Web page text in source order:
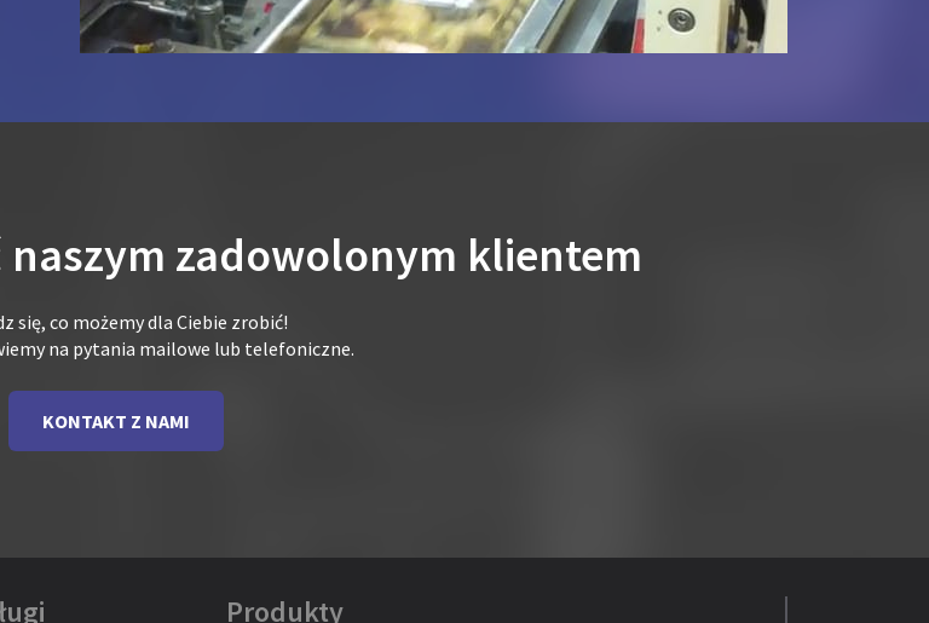
naszym zadowolonym klientem
się, co możemy dla Ciebie zrobić!
na pytania mailowe lub telefoniczne.
KONTAKT Z NAMI
Produkty